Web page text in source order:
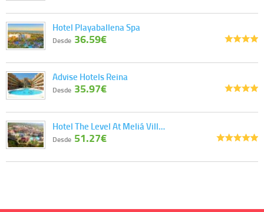
Hotel Playaballena Spa
Desde 36.59€
Advise Hotels Reina
Desde 35.97€
Hotel The Level At Meliá Vill…
Desde 51.27€